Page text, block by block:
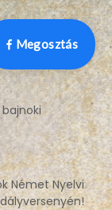
Megosztás
Német Nyelvi